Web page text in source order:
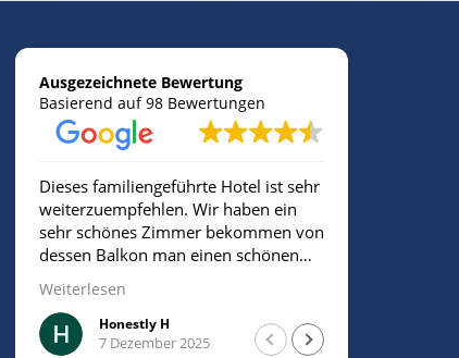
Ausgezeichnete Bewertung
Basierend auf 98 Bewertungen
Dieses familiengeführte Hotel ist sehr
weiterzuempfehlen. Wir haben ein
sehr schönes Zimmer bekommen von
dessen Balkon man einen schönen
Blick aufs Meer hatte. Die
Mitarbeiterin/Inhaberin war sehr
freundlich. Insgesamt sehr sauber.
Man ist sehr nah am Strand und kann
Weiterlesen
Honestly H
7 Dezember 2025